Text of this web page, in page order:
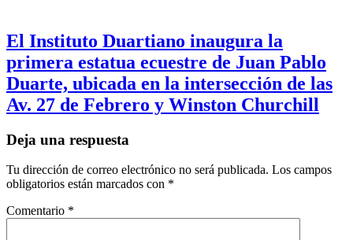
El Instituto Duartiano inaugura la
primera estatua ecuestre de Juan Pablo
Duarte, ubicada en la intersección de las
Av. 27 de Febrero y Winston Churchill
Deja una respuesta
Tu dirección de correo electrónico no será publicada. Los campos
obligatorios están marcados con *
Comentario *